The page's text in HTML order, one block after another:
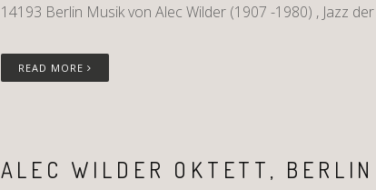
14193 Berlin Musik von Alec Wilder (1907 -1980) , Jazz
READ MORE
ALEC WILDER OKTETT, BERLIN